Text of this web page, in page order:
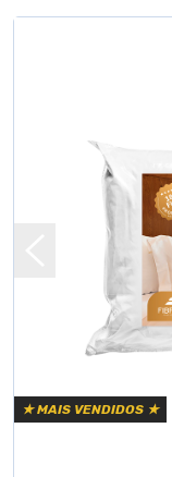
★ MAIS VENDIDOS ★